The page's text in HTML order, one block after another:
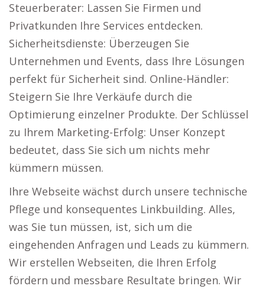
Steuerberater: Lassen Sie Firmen und
Privatkunden Ihre Services entdecken.
Sicherheitsdienste: Überzeugen Sie
Unternehmen und Events, dass Ihre Lösungen
perfekt für Sicherheit sind. Online-Händler:
Steigern Sie Ihre Verkäufe durch die
Optimierung einzelner Produkte. Der Schlüssel
zu Ihrem Marketing-Erfolg: Unser Konzept
bedeutet, dass Sie sich um nichts mehr
kümmern müssen.
Ihre Webseite wächst durch unsere technische
Pflege und konsequentes Linkbuilding. Alles,
was Sie tun müssen, ist, sich um die
eingehenden Anfragen und Leads zu kümmern.
Wir erstellen Webseiten, die Ihren Erfolg
fördern und messbare Resultate bringen. Wir